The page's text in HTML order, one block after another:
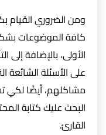
ومن الضروري القيام
كافة الموضوعات
الأولى، بالإضافة
على الأسئلة الشائعة
مشاكلهم، أيضًا لكي
البحث عليك كتابة
القارئ.